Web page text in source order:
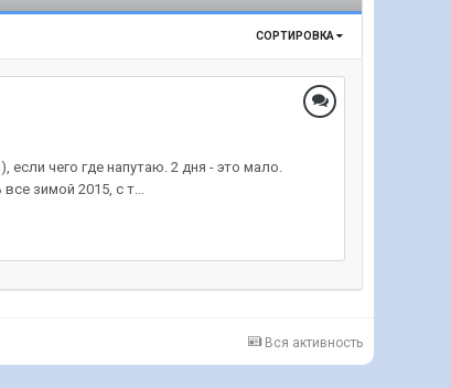
СОРТИРОВКА
чего где напутаю. 2 дня - это мало.
зимой 2015, с т...
Вся активность